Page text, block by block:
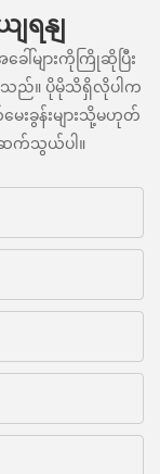
ရနျ
ါ်များကိုကြိုဆိုပြီး
သည်။ ပိုမိုသိရှိလိုပါက
ခွန်းများသို့မဟုတ်
ဆက်သွယ်ပါ။